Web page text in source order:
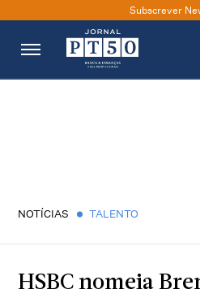
Subscrever
NOTÍCIAS TALENTO
HSBC nomeia